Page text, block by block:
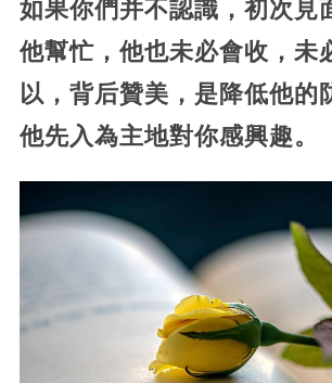
如果你們并不認識，初次見
他幫忙，他也未必會收，未
以，背后贊美，是降低他的
他先入為主地對你感興趣。